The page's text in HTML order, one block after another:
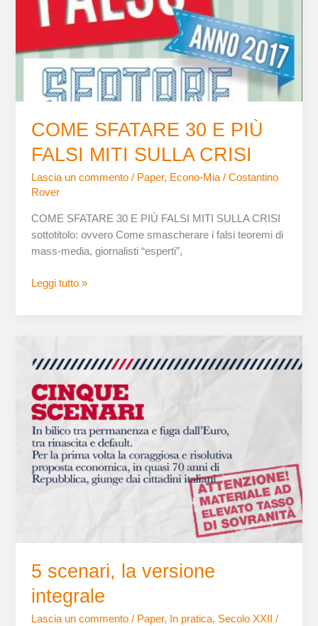
COME SFATARE 30 E PIÙ
FALSI MITI SULLA CRISI
Lascia un commento / Paper, Econo-Mia/Costantino
Rover
COME SFATARE 30 E PIÙ FALSI MITI SULLA CRISI
sottotitolo: ovvero Come smascherare i falsi teoremi di
mass-media, giornalisti “esperti”,
SULLA
Leggi tutto »
5 scenari, la versione
integrale
Lascia un commento / Paper, In pratica, Secolo XXII
/
scenari,
versione
integrale